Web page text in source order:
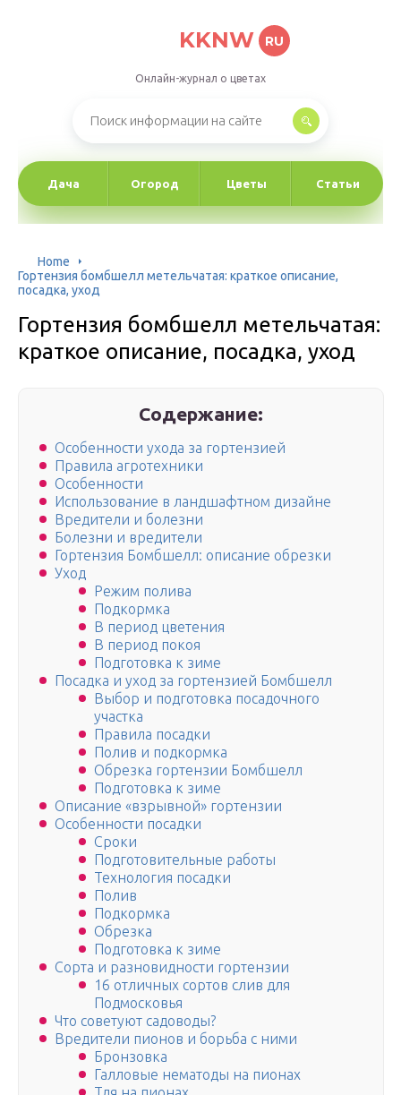
KKNW RU
Онлайн-журнал о цветах
Дача Огород Цветы Статьи
Home
Гортензия бомбшелл метельчатая: краткое описание,
посадка, уход
Гортензия бомбшелл метельчатая:
краткое описание, посадка, уход
Содержание:
Особенности ухода за гортензией
Правила агротехники
Особенности
Использование в ландшафтном дизайне
Вредители и болезни
Болезни и вредители
Гортензия Бомбшелл: описание обрезки
Уход
Режим полива
Подкормка
В период цветения
В период покоя
Подготовка к зиме
Посадка и уход за гортензией Бомбшелл
Выбор и подготовка посадочного
участка
Правила посадки
Полив и подкормка
Обрезка гортензии Бомбшелл
Подготовка к зиме
Описание «взрывной» гортензии
Особенности посадки
Сроки
Подготовительные работы
Технология посадки
Полив
Подкормка
Обрезка
Подготовка к зиме
Сорта и разновидности гортензии
16 отличных сортов слив для
Подмосковья
Что советуют садоводы?
Вредители пионов и борьба с ними
Бронзовка
Галловые нематоды на пионах